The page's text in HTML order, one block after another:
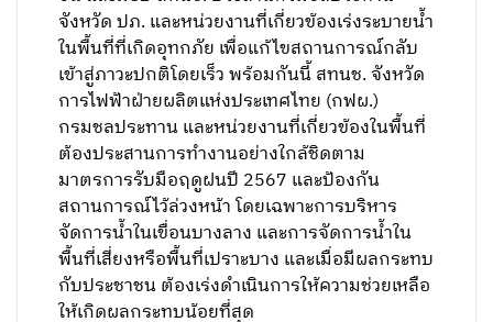
จังหวัด ปภ. และหน่วยงานที่เกี่ยวข้องเร่งระบายน้ำ
ในพื้นที่ที่เกิดอุทกภัย เพื่อแก้ไขสถานการณ์กลับ
เข้าสู่ภาวะปกติโดยเร็ว พร้อมกันนี้ สทนช. จังหวัด
การไฟฟ้าฝ่ายผลิตแห่งประเทศไทย (กฟผ.)
กรมชลประทาน และหน่วยงานที่เกี่ยวข้องในพื้นที่
ต้องประสานการทำงานอย่างใกล้ชิดตาม
มาตรการรับมือฤดูฝนปี 2567 และป้องกัน
สถานการณ์ไว้ล่วงหน้า โดยเฉพาะการบริหาร
จัดการน้ำในเขื่อนบางลาง และการจัดการน้ำใน
พื้นที่เสี่ยงหรือพื้นที่เปราะบาง และเมื่อมีผลกระทบ
กับประชาชน ต้องเร่งดำเนินการให้ความช่วยเหลือ
ให้เกิดผลกระทบน้อยที่สุด